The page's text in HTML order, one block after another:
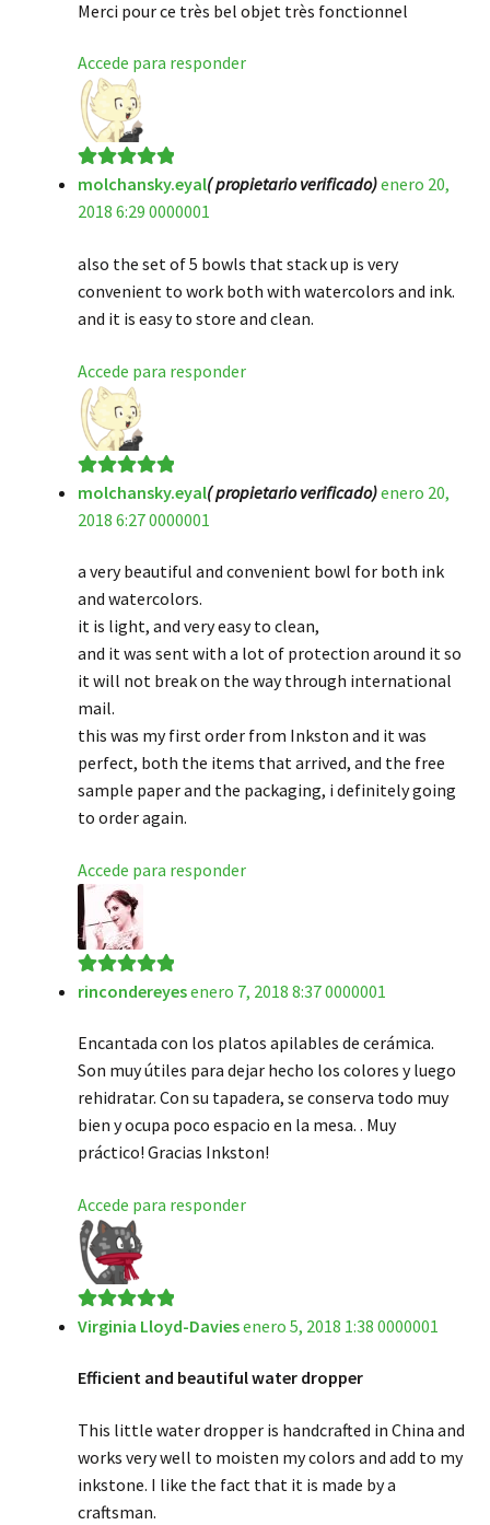
Merci pour ce très bel objet très fonctionnel
Accede para responder
Valorado en5
de 5
molchansky.eyal( propietario verificado)enero 20,
2018 6:29 0000001
also the set of 5 bowls that stack up is very
convenient to work both with watercolors and ink.
and it is easy to store and clean.
Accede para responder
Valorado en5
de 5
molchansky.eyal( propietario verificado)enero 20,
2018 6:27 0000001
a very beautiful and convenient bowl for both ink
and watercolors.
it is light, and very easy to clean,
and it was sent with a lot of protection around it so
it will not break on the way through international
mail.
this was my first order from Inkston and it was
perfect, both the items that arrived, and the free
sample paper and the packaging, i definitely going
to order again.
Accede para responder
Valorado en5
rincondereyesenero 7, 2018 8:37 0000001
Encantada con los platos apilables de cerámica.
Son muy útiles para dejar hecho los colores y luego
rehidratar. Con su tapadera, se conserva todo muy
bien y ocupa poco espacio en la mesa. . Muy
práctico! Gracias Inkston!
Accede para responder
Valorado en5
Virginia Lloyd-Daviesenero 5, 2018 1:38 0000001
Efficient and beautiful water dropper
This little water dropper is handcrafted in China and
works very well to moisten my colors and add to my
inkstone. I like the fact that it is made by a
craftsman.